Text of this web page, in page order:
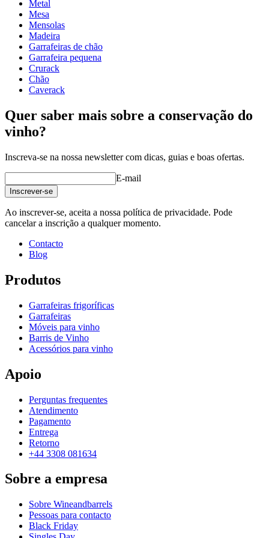
Peso (kg)
wine racks
Status When Soldout
Metal
Mesa
Mensolas
Madeira
Garrafeiras de chão
Garrafeira pequena
Crurack
Chão
Caverack
Quer saber mais sobre a conservação do
vinho?
Inscreva-se na nossa newsletter com dicas, guias e boas ofertas.
E-mail
Inscrever-se
Ao inscrever-se, aceita a nossa política de privacidade. Pode
cancelar a inscrição a qualquer momento.
Contacto
Blog
Produtos
Garrafeiras frigoríficas
Garrafeiras
Móveis para vinho
Barris de Vinho
Acessórios para vinho
Apoio
Perguntas frequentes
Atendimento
Pagamento
Entrega
Retorno
+44 3308 081634
Sobre a empresa
Sobre Wineandbarrels
Pessoas para contacto
Black Friday